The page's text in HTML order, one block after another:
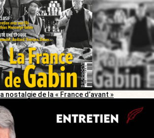
nostalgie de la « France d’avant »